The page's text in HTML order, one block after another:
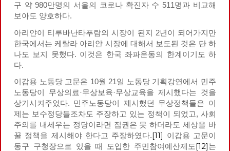
구 약 980만명의 서울의 코로나 확진자 수 511명과 비교해
보아도 양호하다.
아리얀이 티루바난타푸람의 시장이 된지 2년이 되어가지만
한국에서는 케랄라 아리얀 시장에 대해서 보도된 것은 단 하
나도 보지 못했다. 이것은 한국 좌파운동의 한계이기도 하
다.
이갑용 노동당 고문은 10월 21일 노동당 기획강연에서 민주
노동당이 무상의료·무상보육·무상교육을 제시했다는 것을
상기시켜주었다. 민주노동당이 제시했던 무상정책들은 이
제는 보수정당들조차도 주장하고 있는 정책이 되었고, 사회
주의를 내세우는 정당이라면 집권은 못 하더라도 세상을 바
꿀 정책을 제시해야 한다고 주장하였다.[11] 이갑용 고문이
동구 구청장으로 있을 때 도입한 주민참여예산제도[12]는